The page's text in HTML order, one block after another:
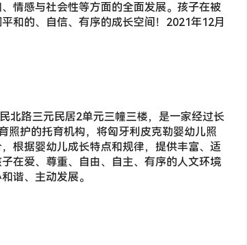
情感与社会性等方面的全面发展。孩子在被
和的、自信、有序的成长空间！2021年12月
北路三元民居2单元三幢三楼，是一家经过长
照护的托育机构，将匈牙利皮克勒婴幼儿照
根据婴幼儿成长特点和规律，提供丰富、适
在爱、尊重、自由、自主、有序的人文环境
谐、主动发展。